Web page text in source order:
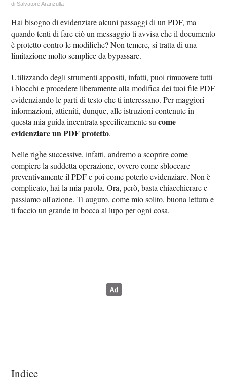
diSalvatore Aranzulla
Hai bisogno di evidenziare alcuni passaggi di un PDF, ma
quando tenti di fare ciò un messaggio ti avvisa che il documento
è protetto contro le modifiche? Non temere, si tratta di una
limitazione molto semplice da bypassare.
Utilizzando degli strumenti appositi, infatti, puoi rimuovere tutti
i blocchi e procedere liberamente alla modifica dei tuoi file PDF
evidenziando le parti di testo che ti interessano. Per maggiori
informazioni, attieniti, dunque, alle istruzioni contenute in
questa mia guida incentrata specificamente sucome
evidenziare un PDF protetto.
Nelle righe successive, infatti, andremo a scoprire come
compiere la suddetta operazione, ovvero come sbloccare
preventivamente il PDF e poi come poterlo evidenziare. Non è
complicato, hai la mia parola. Ora, però, basta chiacchierare e
passiamo all'azione. Ti auguro, come mio solito, buona lettura e
ti faccio un grande in bocca al lupo per ogni cosa.
Indice